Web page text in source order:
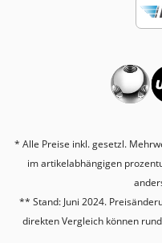
* Alle Preise inkl. gesetzl.
im artikelabhängigen
** Stand: Juni 2024.
direkten Vergleich können